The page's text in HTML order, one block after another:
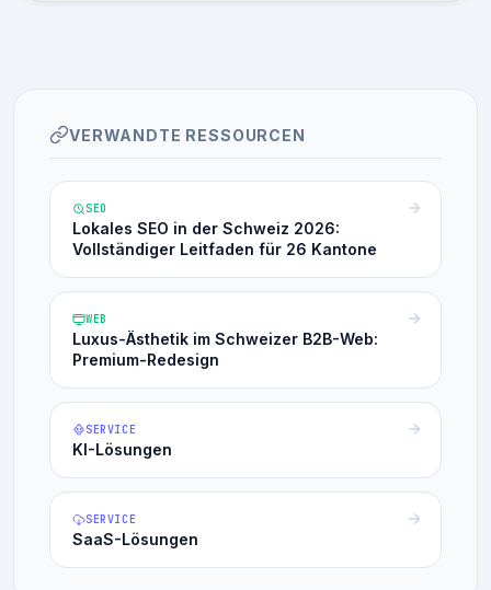
VERWANDTE RESSOURCEN
SEO
Lokales SEO in der Schweiz 2026:
Vollständiger Leitfaden für 26 Kantone
WEB
Luxus-Ästhetik im Schweizer B2B-Web:
Premium-Redesign
SERVICE
KI-Lösungen
SERVICE
SaaS-Lösungen